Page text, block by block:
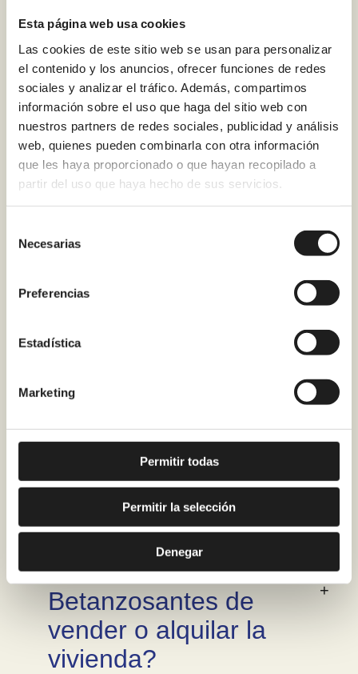
Esta página web usa cookies
Las cookies de este sitio web se usan para personalizar
el contenido y los anuncios, ofrecer funciones de redes
sociales y analizar el tráfico. Además, compartimos
información sobre el uso que haga del sitio web con
nuestros partners de redes sociales, publicidad y análisis
web, quienes pueden combinarla con otra información
que les haya proporcionado o que hayan recopilado a
partir del uso que haya hecho de sus servicios.
Necesarias
Preferencias
Estadística
Marketing
Permitir todas
Permitir la selección
Denegar
desescombro?
¿Se puede financiar
el cambio de bañera
por ducha en
Betanzos?
¿Qué garantía ofrece
cambiar una bañera
espacio visual en el
baño solo con este
cambio?
¿Merece la pena
cambiar bañera por
ducha en
Betanzosantes de
vender o alquilar la
vivienda?